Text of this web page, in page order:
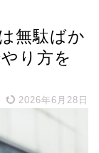
無駄ばか
り方を
2026年6月28日